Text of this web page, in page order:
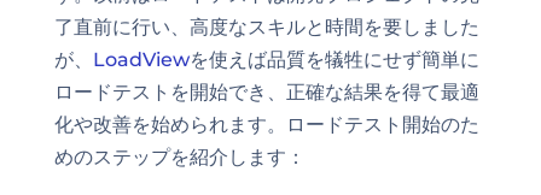
了直前に行い、高度なスキルと時間を要しました
が、 LoadViewを使えば品質を犠牲にせず簡単に
ロードテストを開始でき、正確な結果を得て最適
化や改善を始められます。ロードテスト開始のた
めのステップを紹介します：